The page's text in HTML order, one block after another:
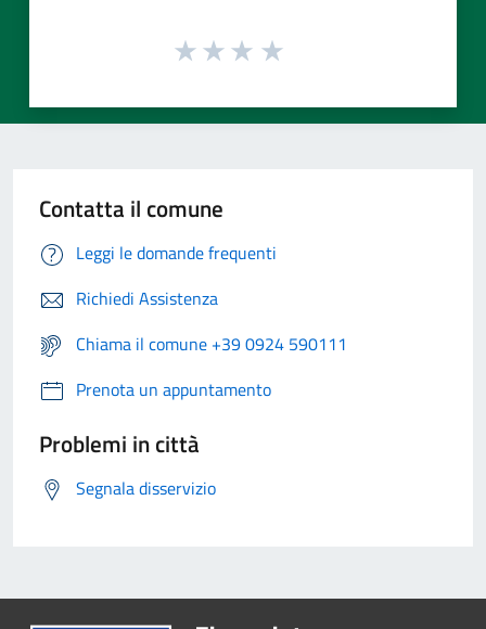
Contatta il comune
Leggi le domande frequenti
Richiedi Assistenza
Chiama il comune +39 0924 590111
Prenota un appuntamento
Problemi in città
Segnala disservizio